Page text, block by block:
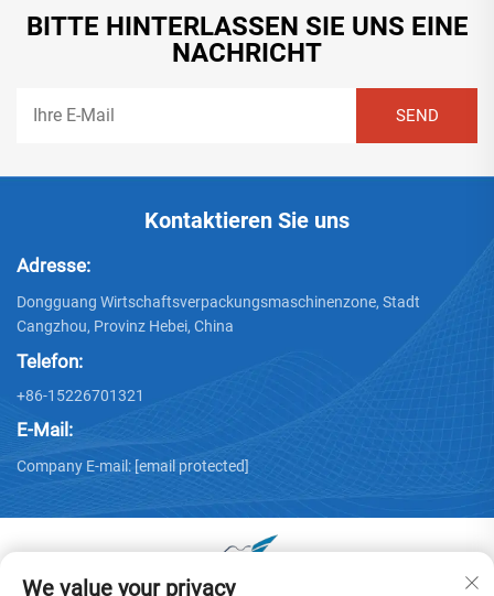
BITTE HINTERLASSEN SIE UNS EINE
NACHRICHT
Kontaktieren Sie uns
Adresse:
Dongguang Wirtschaftsverpackungsmaschinenzone, Stadt
Cangzhou, Provinz Hebei, China
Telefon:
+86-15226701321
E-Mail:
Company E-mail: [email protected]
We value your privacy